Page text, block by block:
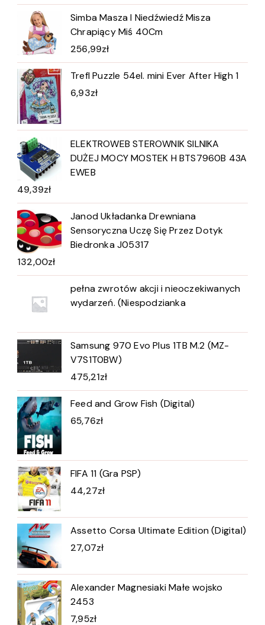
Simba Masza I Niedźwiedź Misza
Chrapiący Miś 40Cm
256,99zł
Trefl Puzzle 54el. mini Ever After High 1
6,93zł
ELEKTROWEB STEROWNIK SILNIKA
DUŻEJ MOCY MOSTEK H BTS7960B 43A
EWEB
49,39zł
Janod Układanka Drewniana
Sensoryczna Uczę Się Przez Dotyk
Biedronka J05317
132,00zł
pełna zwrotów akcji i nieoczekiwanych
wydarzeń. (Niespodzianka
Samsung 970 Evo Plus 1TB M.2 (MZ-
V7S1T0BW)
475,21zł
Feed and Grow Fish (Digital)
65,76zł
FIFA 11 (Gra PSP)
44,27zł
Assetto Corsa Ultimate Edition (Digital)
27,07zł
Alexander Magnesiaki Małe wojsko
2453
7,95zł